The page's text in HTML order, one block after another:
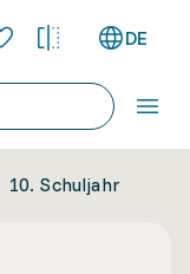
DE
10. Schuljahr